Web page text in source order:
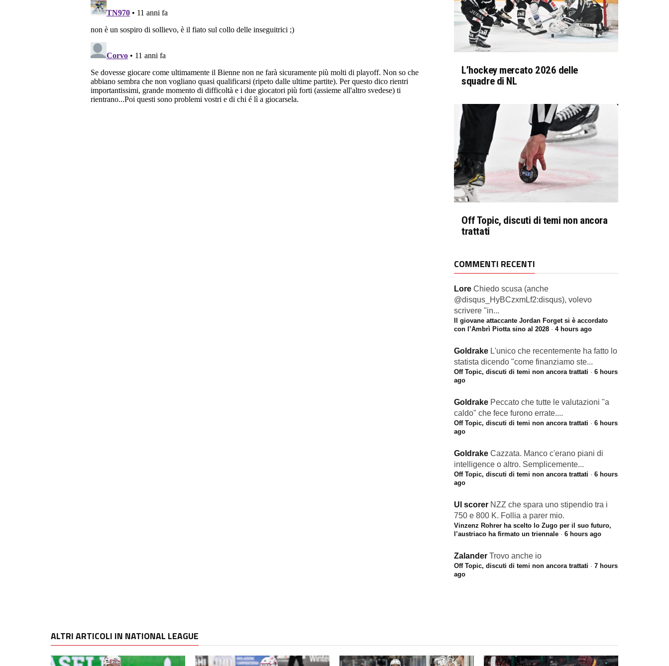
L’hockey mercato 2026 delle
squadre di NL
Off Topic, discuti di temi non ancora
trattati
COMMENTI RECENTI
Lore Chiedo scusa (anche
@disqus_HyBCzxmLf2:disqus), volevo
scrivere "in...
Il giovane attaccante Jordan Forget si è accordato
con l’Ambrì Piotta sino al 2028 · 4 hours ago
Goldrake L'unico che recentemente ha fatto lo
statista dicendo "come finanziamo ste...
Off Topic, discuti di temi non ancora trattati · 6 hours
ago
Goldrake Peccato che tutte le valutazioni "a
caldo" che fece furono errate....
Off Topic, discuti di temi non ancora trattati · 6 hours
ago
Goldrake Cazzata. Manco c'erano piani di
intelligence o altro. Semplicemente...
Off Topic, discuti di temi non ancora trattati · 6 hours
ago
Ul scorer NZZ che spara uno stipendio tra i
750 e 800 K. Follia a parer mio.
Vinzenz Rohrer ha scelto lo Zugo per il suo futuro,
l’austriaco ha firmato un triennale · 6 hours ago
Zalander Trovo anche io
Off Topic, discuti di temi non ancora trattati · 7 hours
ago
ALTRI ARTICOLI IN NATIONAL LEAGUE